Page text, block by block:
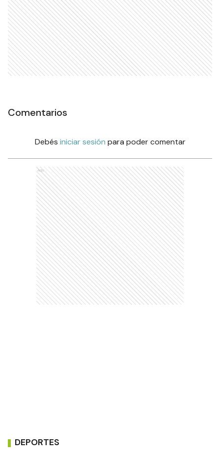
Comentarios
Debés iniciar sesión para poder comentar
Ads
DEPORTES